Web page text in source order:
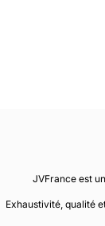
JVFrance est
Exhaustivité, qualité